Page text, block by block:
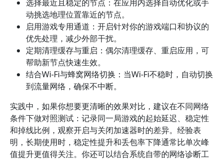
选择最近且稳定的节点：在应用内选择自动优化或手
动挑选地理位置靠近的节点。
启用游戏专用通道：开启针对你的游戏端口和协议的
优先处理，减少外部干扰。
定期清理缓存与重启：偶尔清理缓存、重启应用，可
帮助新节点快速生效。
结合Wi-Fi与蜂窝网络切换：当Wi-Fi不稳时，自动切换
到流量网络，确保不中断。
实践中，如果你想要更清晰的效果对比，建议在不同网络
条件下做对照测试：记录同一局游戏的起始延迟、稳定性
和掉线比例，观察开启与关闭加速器时的差异。经验表
明，长期使用时，稳定性提升和丢包率下降通常比单次峰
值提升更值得关注。你还可以结合系统自带的网络诊断工